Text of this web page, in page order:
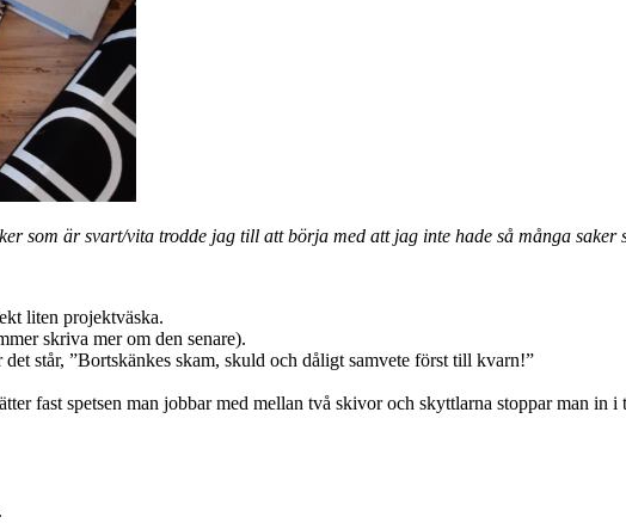
som är svart/vita trodde jag till att börja med att jag inte hade så många saker
liten projektväska.
skriva mer om den senare).
står, ”Bortskänkes skam, skuld och dåligt samvete först till kvarn!”
fast spetsen man jobbar med mellan två skivor och skyttlarna stoppar man in i